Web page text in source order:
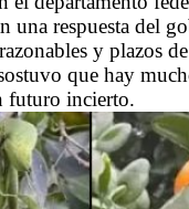
una respuesta del
y plazos
que hay
futuro incierto.